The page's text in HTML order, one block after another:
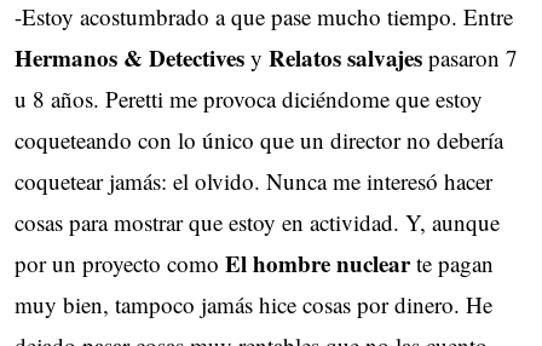
-Estoy acostumbrado a que pase mucho tiempo. Entre
Hermanos & Detectives y Relatos salvajes pasaron 7
u 8 años. Peretti me provoca diciéndome que estoy
coqueteando con lo único que un director no debería
coquetear jamás: el olvido. Nunca me interesó hacer
cosas para mostrar que estoy en actividad. Y, aunque
por un proyecto como El hombre nuclearte pagan
muy bien, tampoco jamás hice cosas por dinero. He